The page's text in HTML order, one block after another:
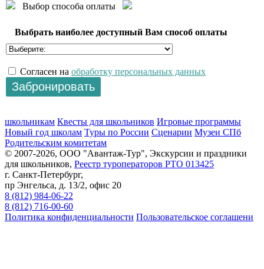
Выбор способа оплаты
Выбрать наиболее доступный Вам способ оплаты
Согласен на обработку персональных данных
школьникам Квесты для школьников Игровые программы
Новый год школам Туры по России Сценарии Музеи СПб
Родительским комитетам
© 2007-2026, ООО "Авантаж-Тур", Экскурсии и праздники
для школьников, Реестр туроператоров РТО 013425
г. Санкт-Петербург,
пр Энгельса, д. 13/2, офис 20
8 (812) 984-06-22
8 (812) 716-00-60
Политика конфиденциальности Пользовательское соглашени